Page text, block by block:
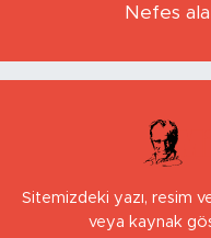
Nefes
Sitemizdeki yazı, resim
veya kaynak